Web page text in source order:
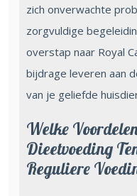
zich onverwachte
zorgvuldige
overstap naar Royal
bijdrage leveren aan
van je geliefde
Welke
Dieetvoeding
Reguliere